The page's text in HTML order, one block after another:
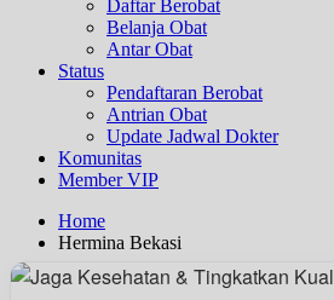
Daftar Berobat
Belanja Obat
Antar Obat
Status
Pendaftaran Berobat
Antrian Obat
Update Jadwal Dokter
Komunitas
Member VIP
Home
Hermina Bekasi